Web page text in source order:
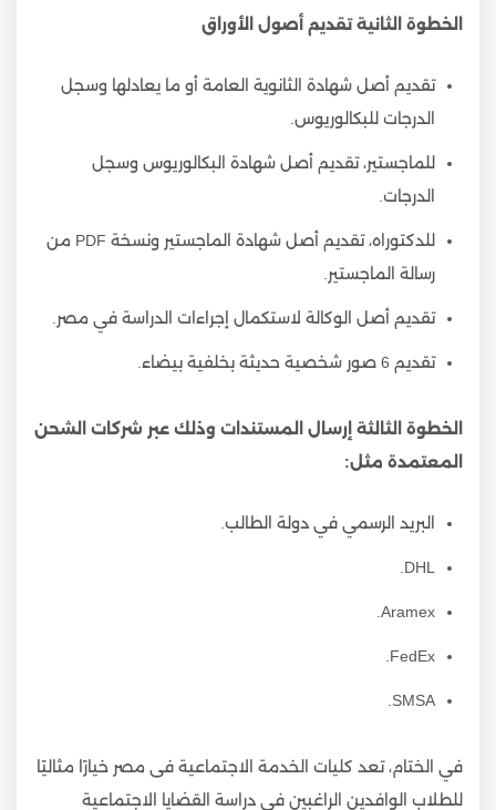
الخطوة الثانية تقديم أصول الأوراق
تقديم أصل شهادة الثانوية العامة أو ما يعادلها وسجل
الدرجات للبكالوريوس.
للماجستير، تقديم أصل شهادة البكالوريوس وسجل
الدرجات.
للدكتوراه، تقديم أصل شهادة الماجستير ونسخة PDF من
رسالة الماجستير.
تقديم أصل الوكالة لاستكمال إجراءات الدراسة في مصر.
تقديم 6 صور شخصية حديثة بخلفية بيضاء.
الخطوة الثالثة إرسال المستندات وذلك عبر شركات الشحن
المعتمدة مثل:
البريد الرسمي في دولة الطالب.
DHL.
Aramex.
FedEx.
SMSA.
في الختام، تعد كليات الخدمة الاجتماعية فى مصر خيارًا مثاليًا
للطلاب الوافدين الراغبين في دراسة القضايا الاجتماعية